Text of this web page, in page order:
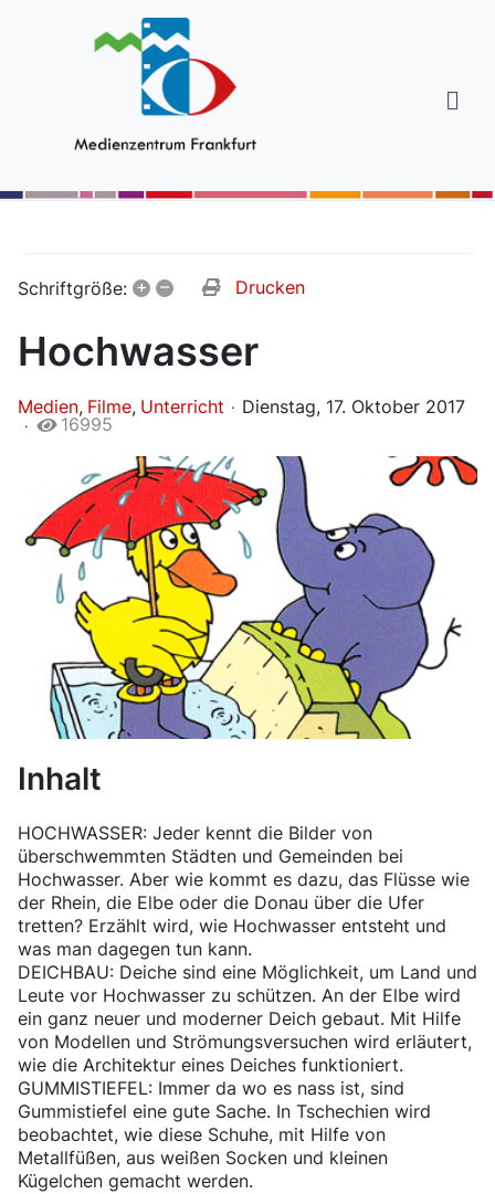
Schriftgröße: + – Drucken
Hochwasser
Medien Filme Unterricht
Dienstag, 17. Oktober 2017
16995
Inhalt
HOCHWASSER: Jeder kennt die Bilder von
überschwemmten Städten und Gemeinden bei
Hochwasser. Aber wie kommt es dazu, das Flüsse wie
der Rhein, die Elbe oder die Donau über die Ufer
tretten? Erzählt wird, wie Hochwasser entsteht und
was man dagegen tun kann.
DEICHBAU: Deiche sind eine Möglichkeit, um Land und
Leute vor Hochwasser zu schützen. An der Elbe wird
ein ganz neuer und moderner Deich gebaut. Mit Hilfe
von Modellen und Strömungsversuchen wird erläutert,
wie die Architektur eines Deiches funktioniert.
GUMMISTIEFEL: Immer da wo es nass ist, sind
Gummistiefel eine gute Sache. In Tschechien wird
beobachtet, wie diese Schuhe, mit Hilfe von
Metallfüßen, aus weißen Socken und kleinen
Kügelchen gemacht werden.